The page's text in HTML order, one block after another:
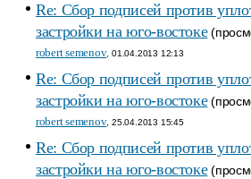
Re: Сбор подписей против
застройки на юго-востоке
robert semenov, 01.04.2013 12:13
Re: Сбор подписей против
застройки на юго-востоке
robert semenov, 25.04.2013 15:45
Re: Сбор подписей против
застройки на юго-востоке